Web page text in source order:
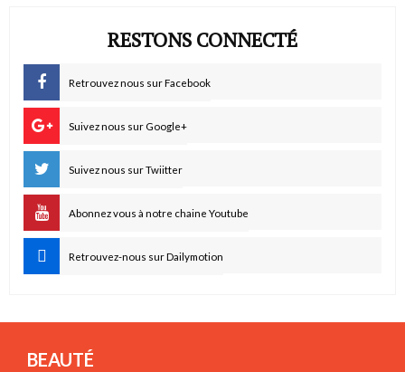
RESTONS CONNECTÉ
Retrouvez nous sur Facebook
Suivez nous sur Google+
Suivez nous sur Twiitter
Abonnez vous à notre chaine Youtube
Retrouvez-nous sur Dailymotion
BEAUTÉ